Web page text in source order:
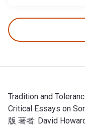
Tradition and
Critical Essays on
版 著者: David